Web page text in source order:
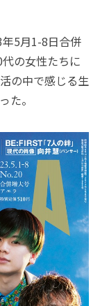
5月1-8日合併
の女性たちに
の中で感じる生
た。